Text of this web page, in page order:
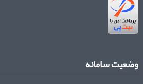
وضعیت سامانه